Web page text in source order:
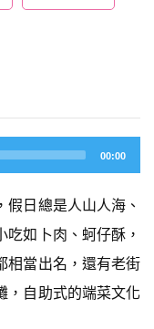
00:00
日總是人山人海、
如卜肉、蚵仔酥，
相當出名，還有老街
，自助式的端菜文化